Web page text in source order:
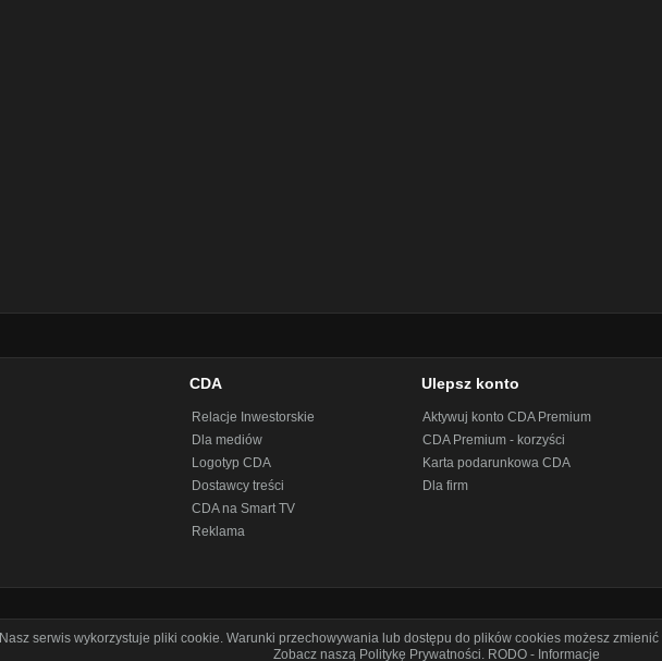
CDA
Relacje Inwestorskie
Dla mediów
Logotyp CDA
Dostawcy treści
CDA na Smart TV
Reklama
Ulepsz konto
Aktywuj konto CDA Premium
CDA Premium - korzyści
Karta podarunkowa CDA
Dla firm
Nasz serwis wykorzystuje pliki cookie. Warunki przechowywania lub dostępu do plików cookies możesz
Zobacz naszą Politykę Prywatności. RODO - Informacje